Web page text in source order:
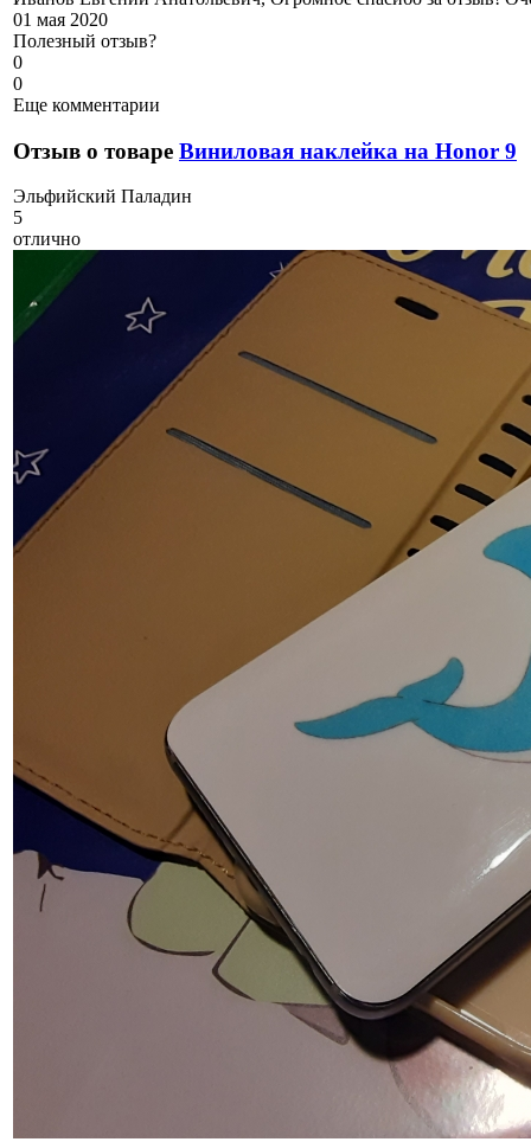
01 мая 2020
Полезный отзыв?
0
0
Еще комментарии
Отзыв о товаре Виниловая наклейка на Honor 9
Эльфийский Паладин
5
отлично